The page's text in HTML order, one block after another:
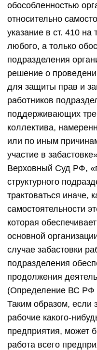
обособленностью
относительно
указание в ст. 410 на
любого, а только
подразделения
решение о
для защиты прав и
работников
поддерживающих
коллектива,
или по иным
участие в
Верховный Суд РФ,
структурного
трактоваться иначе,
самостоятельности
которая
основной
случае забастовки
подразделения
продолжения
(Определение ВС РФ
Таким образом, если
рабочие какого-
предприятия, может
работа всего